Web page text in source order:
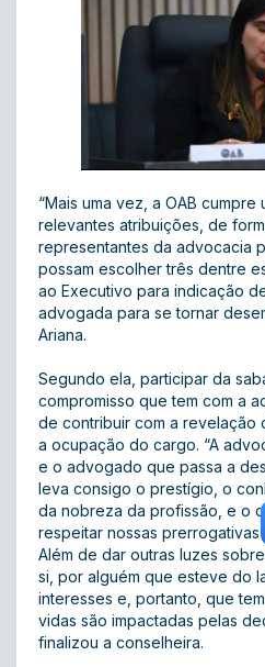
“Mais uma vez, a OAB cumpre
relevantes atribuições, de
representantes da advocacia
possam escolher três dentre
ao Executivo para indicação
advogada para se tornar
Ariana.
Segundo ela, participar da
compromisso que tem com a
de contribuir com a revelação
a ocupação do cargo. “A
e o advogado que passa a
leva consigo o prestígio, o
da nobreza da profissão, e o
respeitar nossas
Além de dar outras luzes
si, por alguém que esteve do
interesses e, portanto, que
vidas são impactadas pelas
finalizou a conselheira.